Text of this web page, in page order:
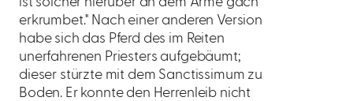
erkrumbet." Nach einer anderen Version
habe sich das Pferd des im Reiten
unerfahrenen Priesters aufgebäumt;
dieser stürzte mit dem Sanctissimum zu
Boden. Er konnte den Herrenleib nicht